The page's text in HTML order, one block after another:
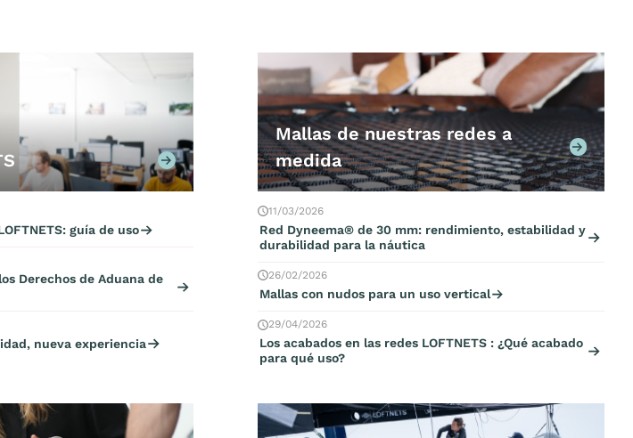
guía de uso
Derechos de Aduana de
nueva experiencia
Mallas de nuestras redes a
medida
11/03/2026
Red Dyneema® de 30 mm: rendimiento, estabilidad y
durabilidad para la náutica
26/02/2026
Mallas con nudos para un uso vertical
29/04/2026
Los acabados en las redes LOFTNETS : ¿Qué acabado
para qué uso?